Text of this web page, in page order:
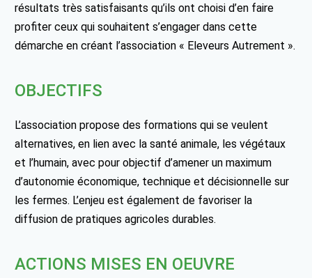
résultats très satisfaisants qu’ils ont choisi d’en faire
profiter ceux qui souhaitent s’engager dans cette
démarche en créant l’association « Eleveurs Autrement ».
OBJECTIFS
L’association propose des formations qui se veulent
alternatives, en lien avec la santé animale, les végétaux
et l’humain, avec pour objectif d’amener un maximum
d’autonomie économique, technique et décisionnelle sur
les fermes. L’enjeu est également de favoriser la
diffusion de pratiques agricoles durables.
ACTIONS MISES EN OEUVRE